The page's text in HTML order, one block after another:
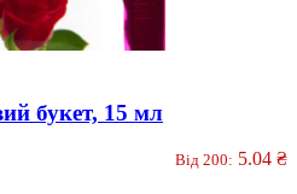
букет, 15 мл
Від 200: 5.04 ₴